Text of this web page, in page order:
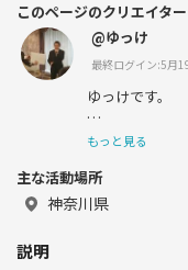
このページのクリエイター
@ゆっけ
最終ログイン:5月
ゆっけです。
43歳、妻と娘1
ITエンジニアと
らない自分と
もっと見る
主な活動場所
神奈川県
説明